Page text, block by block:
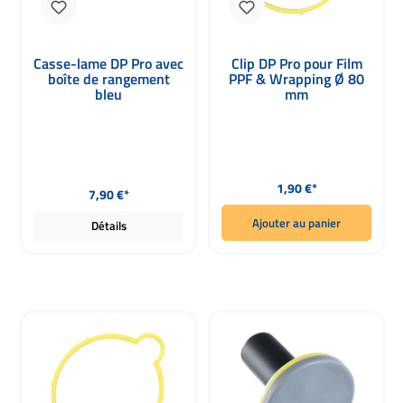
Casse-lame DP Pro avec
boîte de rangement
bleu
Prix régulier :
7,90 €*
Détails
Clip DP Pro pour Film
PPF & Wrapping Ø 80
mm
Prix régulier :
1,90 €*
Ajouter au panier